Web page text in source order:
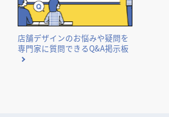
店舗デザインのお悩みや疑問を
専門家に質問できるQ&A掲示板